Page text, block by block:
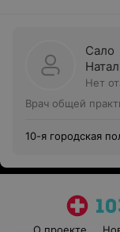
Сало
Нет
Врач общей
10-я городская